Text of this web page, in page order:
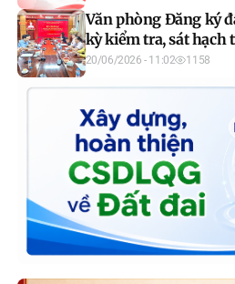
Văn phòng Đăng ký
kỳ kiểm tra, sát hạch
năm 2026 (đợt 1)
20/06/2026 - 11:02 1158